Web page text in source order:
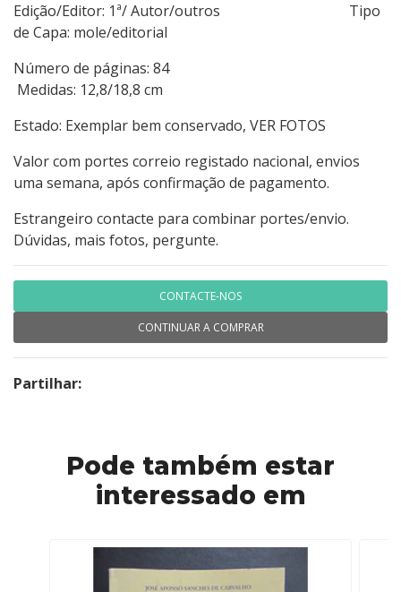
Edição/Editor: 1ª/ Autor/outros Tipo
de Capa: mole/editorial
Número de páginas: 84
Medidas: 12,8/18,8 cm
Estado: Exemplar bem conservado, VER FOTOS
Valor com portes correio registado nacional, envios
uma semana, após confirmação de pagamento.
Estrangeiro contacte para combinar portes/envio.
Dúvidas, mais fotos, pergunte.
CONTACTE-NOS
CONTINUAR A COMPRAR
Partilhar:
Pode também estar
interessado em